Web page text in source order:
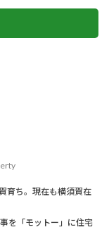
育ち。現在も横須賀在
を「モットー」に住宅